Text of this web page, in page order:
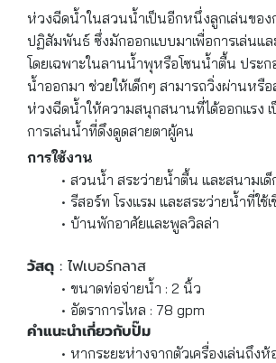
ห่วงฉีดน้ำในสวนน้ำเป็นอีกหนึ่งลูกเล่นของ
ปฏิสัมพันธ์ ซึ่งมักออกแบบมาเพื่อการเล่นแ
โดยเฉพาะในลานน้ำพุหรือโซนน้ำตื้น ประ
น้ำออกมา ช่วยให้เด็กๆ สามารถวิ่งผ่านหรือ
ห่วงฉีดน้ำให้ความสนุกสนานที่ได้ออกแรง
การเล่นน้ำที่ดึงดูดสายตาผู้คน
การใช้งาน
สวนน้ำ สระว่ายน้ำตื้น และสนามเด็
รีสอร์ท โรงแรม และสระว่ายน้ำที่ใช้
บ้านพักอาศัยและพูลวิลล่า
วัสดุ : ไฟเบอร์กลาส
ขนาดท่อจ่ายน้ำ : 2 นิ้ว
อัตราการไหล : 78 gpm
คำแนะนำเกี่ยวกับปั๊ม
หากระยะห่างจากตัวเครื่องเล่นถึงห้